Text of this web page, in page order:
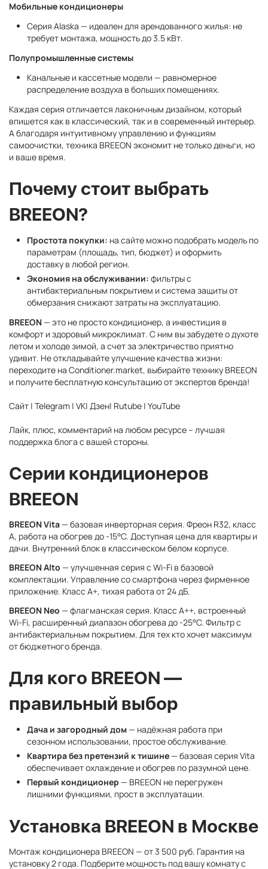
Мобильные кондиционеры
Серия Alaska — идеален для арендованного жилья: не
требует монтажа, мощность до 3.5 кВт.
Полупромышленные системы
Канальные и кассетные модели — равномерное
распределение воздуха в больших помещениях.
Каждая серия отличается лаконичным дизайном, который
впишется как в классический, так и в современный интерьер.
А благодаря интуитивному управлению и функциям
самоочистки, техника BREEON экономит не только деньги, но
и ваше время.
Почему стоит выбрать
BREEON?
Простота покупки: на сайте можно подобрать модель по
параметрам (площадь, тип, бюджет) и оформить
доставку в любой регион.
Экономия на обслуживании: фильтры с
антибактериальным покрытием и система защиты от
обмерзания снижают затраты на эксплуатацию.
BREEON — это не просто кондиционер, а инвестиция в
комфорт и здоровый микроклимат. С ним вы забудете о духоте
летом и холоде зимой, а счет за электричество приятно
удивит. Не откладывайте улучшение качества жизни:
переходите на Conditioner.market, выбирайте технику BREEON
и получите бесплатную консультацию от экспертов бренда!
Сайт | Telegram | VK| Дзен| Rutube | YouTube
Лайк, плюс, комментарий на любом ресурсе – лучшая
поддержка блога с вашей стороны.
Серии кондиционеров
BREEON
BREEON Vita— базовая инверторная серия. Фреон R32, класс
A, работа на обогрев до -15°C. Доступная цена для квартиры и
дачи. Внутренний блок в классическом белом корпусе.
BREEON Alto — улучшенная серия с Wi-Fi в базовой
комплектации. Управление со смартфона через фирменное
приложение. Класс A+, тихая работа от 24 дБ.
BREEON Neo — флагманская серия. Класс A++, встроенный
Wi-Fi, расширенный диапазон обогрева до -25°C. Фильтр с
антибактериальным покрытием. Для тех кто хочет максимум
от бюджетного бренда.
Для кого BREEON —
правильный выбор
Дача и загородный дом— надёжная работа при
сезонном использовании, простое обслуживание.
Квартира без претензий к тишине— базовая серия Vita
обеспечивает охлаждение и обогрев по разумной цене.
Первый кондиционер — BREEON не перегружен
лишними функциями, прост в эксплуатации.
Установка BREEON в Москве
Монтаж кондиционера BREEON — от 3 500 руб. Гарантия на
установку 2 года. Подберите мощность под вашу комнату с